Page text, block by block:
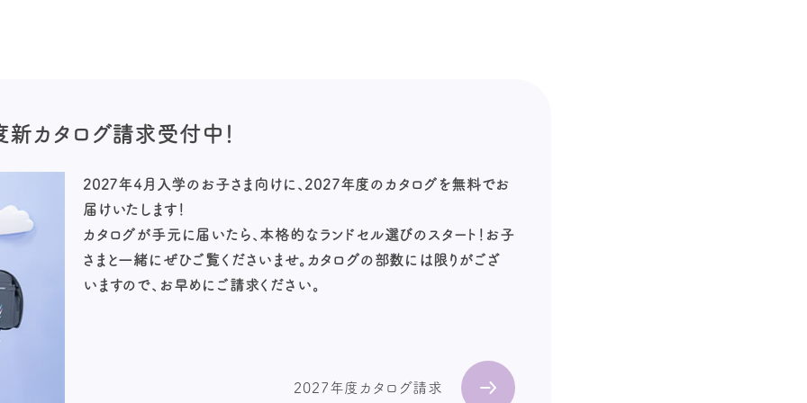
カタログ請求受付中！
2027年4月入学のお子さま向けに、2027年度のカタログを無料でお
届けいたします！
カタログが手元に届いたら、本格的なランドセル選びのスタート！お子
さまと一緒にぜひご覧くださいませ。カタログの部数には限りがござ
いますので、お早めにご請求ください。
2027年度カタログ請求